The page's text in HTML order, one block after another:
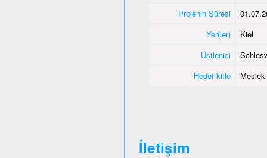
Projenin Süresi
Yer(ler)
Kiel
Üstlenici
Hedef kitle
İletişim